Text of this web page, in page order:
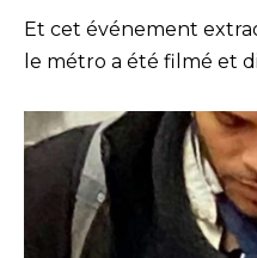
Et cet événement
le métro a été filmé et